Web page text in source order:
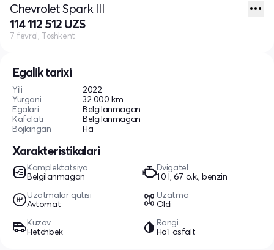
Egalik tarixi
Yili
2022
Yurgani
32 000 km
Egalari
Belgilanmagan
Kafolati
Belgilanmagan
Bojlangan
Ha
Xarakteristikalari
Komplektatsiya
Belgilanmagan
Dvigatel
1.0 l, 67 o.k., benzin
Uzatmalar qutisi
Avtomat
Uzatma
Oldi
Kuzov
Hetchbek
Rangi
Ho'l asfalt
Chevrolet Spark III
114 112 512 UZS
7 fevral, Toshkent